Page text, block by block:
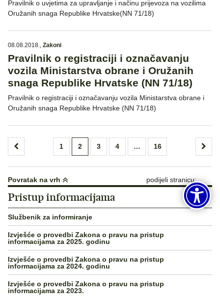
Pravilnik o uvjetima za upravljanje i načinu prijevoza na vozilima
Oružanih snaga Republike Hrvatske(NN 71/18)
08.08.2018., Zakoni
Pravilnik o registraciji i označavanju
vozila Ministarstva obrane i Oružanih
snaga Republike Hrvatske (NN 71/18)
Pravilnik o registraciji i označavanju vozila Ministarstva obrane i
Oružanih snaga Republike Hrvatske (NN 71/18)
Brojevi
objava
1 2 3 4 … 16
Povratak na vrh podijeli stranicu:
Pristup informacijama
Službenik za informiranje
Izvješće o provedbi Zakona o pravu na pristup
informacijama za 2025. godinu
Izvješće o provedbi Zakona o pravu na pristup
informacijama za 2024. godinu
Izvješće o provedbi Zakona o pravu na pristup
informacijama za 2023.